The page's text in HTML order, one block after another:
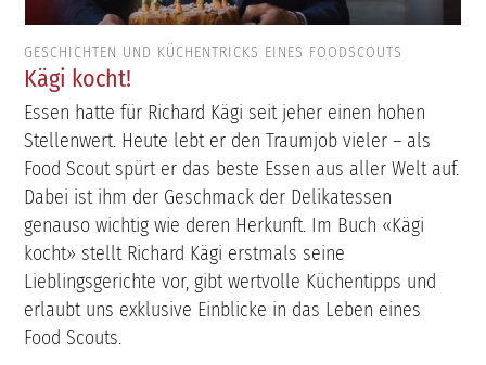
GESCHICHTEN UND KÜCHENTRICKS EINES FOODSCOUTS
Kägi kocht!
Essen hatte für Richard Kägi seit jeher einen hohen
Stellenwert. Heute lebt er den Traumjob vieler – als
Food Scout spürt er das beste Essen aus aller Welt auf.
Dabei ist ihm der Geschmack der Delikatessen
genauso wichtig wie deren Herkunft. Im Buch «Kägi
kocht» stellt Richard Kägi erstmals seine
Lieblingsgerichte vor, gibt wertvolle Küchentipps und
erlaubt uns exklusive Einblicke in das Leben eines
Food Scouts.